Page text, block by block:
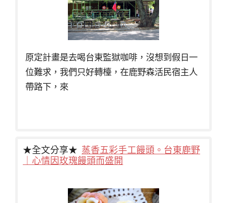
原定計畫是去喝台東監獄咖啡，沒想到假日一
位難求，我們只好轉檯，在鹿野森活民宿主人
帶路下，來
★全文分享★ 蒸香五彩手工饅頭。台東鹿野
｜心情因玫瑰饅頭而盛開